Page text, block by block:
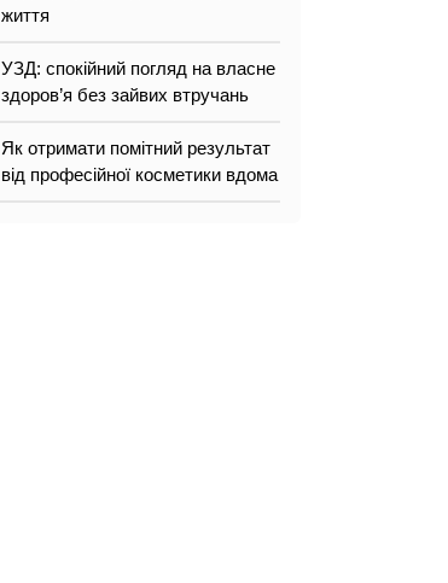
життя
УЗД: спокійний погляд на власне
здоров’я без зайвих втручань
Як отримати помітний результат
від професійної косметики вдома